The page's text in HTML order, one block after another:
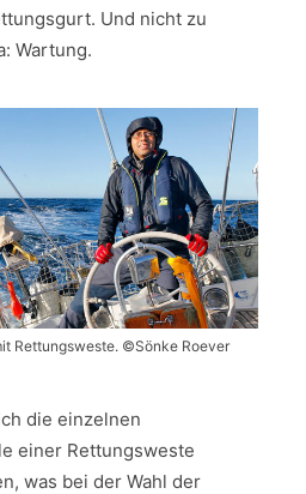
Und nicht zu
Wartung.
Rettungsweste. ©Sönke Roever
die einzelnen
einer Rettungsweste
was bei der Wahl der